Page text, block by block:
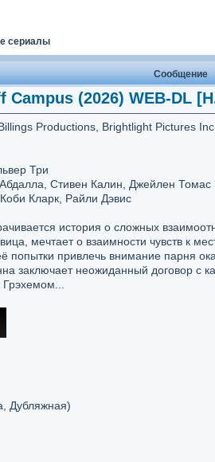
сериалы
Сообщение
Campus (2026) WEB-DL
Productions, Brightlight Pictures Inc.
Три
Стивен Калин, Джейлен Томас
Кларк, Райли Дэвис
история о сложных
мечтает о взаимности чувств к
попытки привлечь внимание парня
заключает неожиданный договор с
Дубляжная)